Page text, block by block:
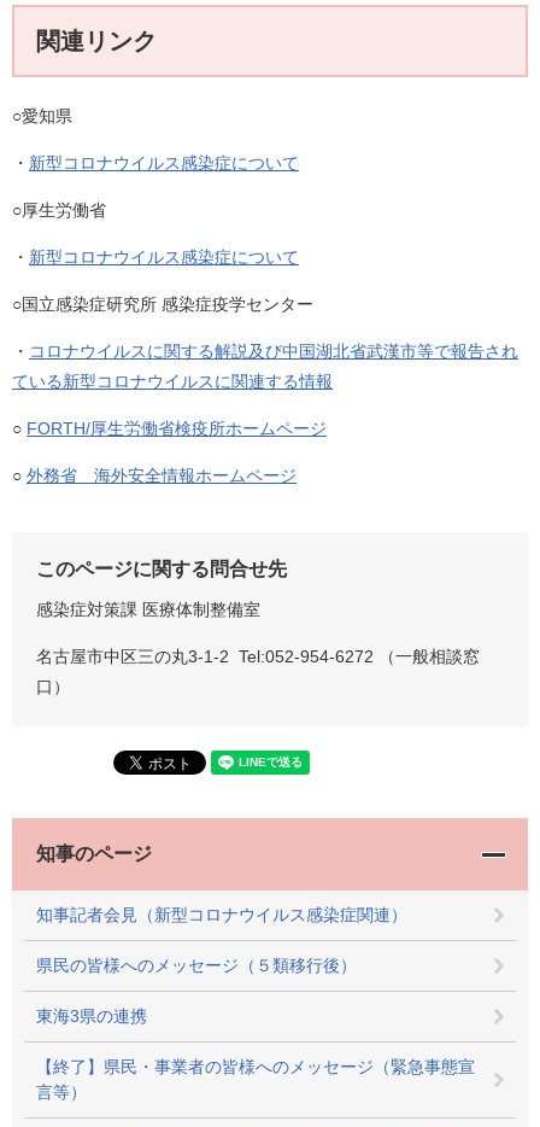
関連リンク
○愛知県
・ 新型コロナウイルス感染症について
○厚生労働省
・ 新型コロナウイルス感染症について
○国立感染症研究所 感染症疫学センター
・ コロナウイルスに関する解説及び中国湖北省武漢市等で報告され
ている新型コロナウイルスに関連する情報
○ FORTH/厚生労働省検疫所ホームページ
○ 外務省 海外安全情報ホームページ
このページに関する問合せ先
感染症対策課 医療体制整備室
名古屋市中区三の丸3-1-2 Tel:052-954-6272 （一般相談窓
口）
知事のページ
知事記者会見（新型コロナウイルス感染症関連）
県民の皆様へのメッセージ（５類移行後）
東海3県の連携
【終了】県民・事業者の皆様へのメッセージ（緊急事態宣
言等）